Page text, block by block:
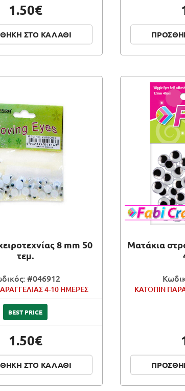
1.50€
ΣΤΟ ΚΑΛΑΘΙ
8 mm 50
τεμ.
#046912
4-10 ΗΜΕΡΕΣ
BEST PRICE
1.50€
ΣΤΟ ΚΑΛΑΘΙ
Ματάκια
ΚΑΤΟΠΙΝ